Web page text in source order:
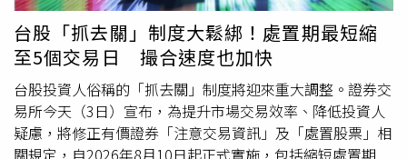
台股「抓去關」制度大鬆綁！處置期最短縮
至5個交易日 撮合速度也加快
台股投資人俗稱的「抓去關」制度將迎來重大調整。證券交
易所今天（3日）宣布，為提升市場交易效率、降低投資人
疑慮，將修正有價證券「注意交易資訊」及「處置股票」相
關規定，自2026年8月10日起正式實施，包括縮短處置期